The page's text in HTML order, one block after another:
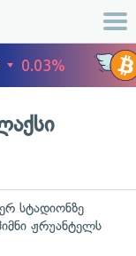
სტადიონზე
ჟრუანტელს